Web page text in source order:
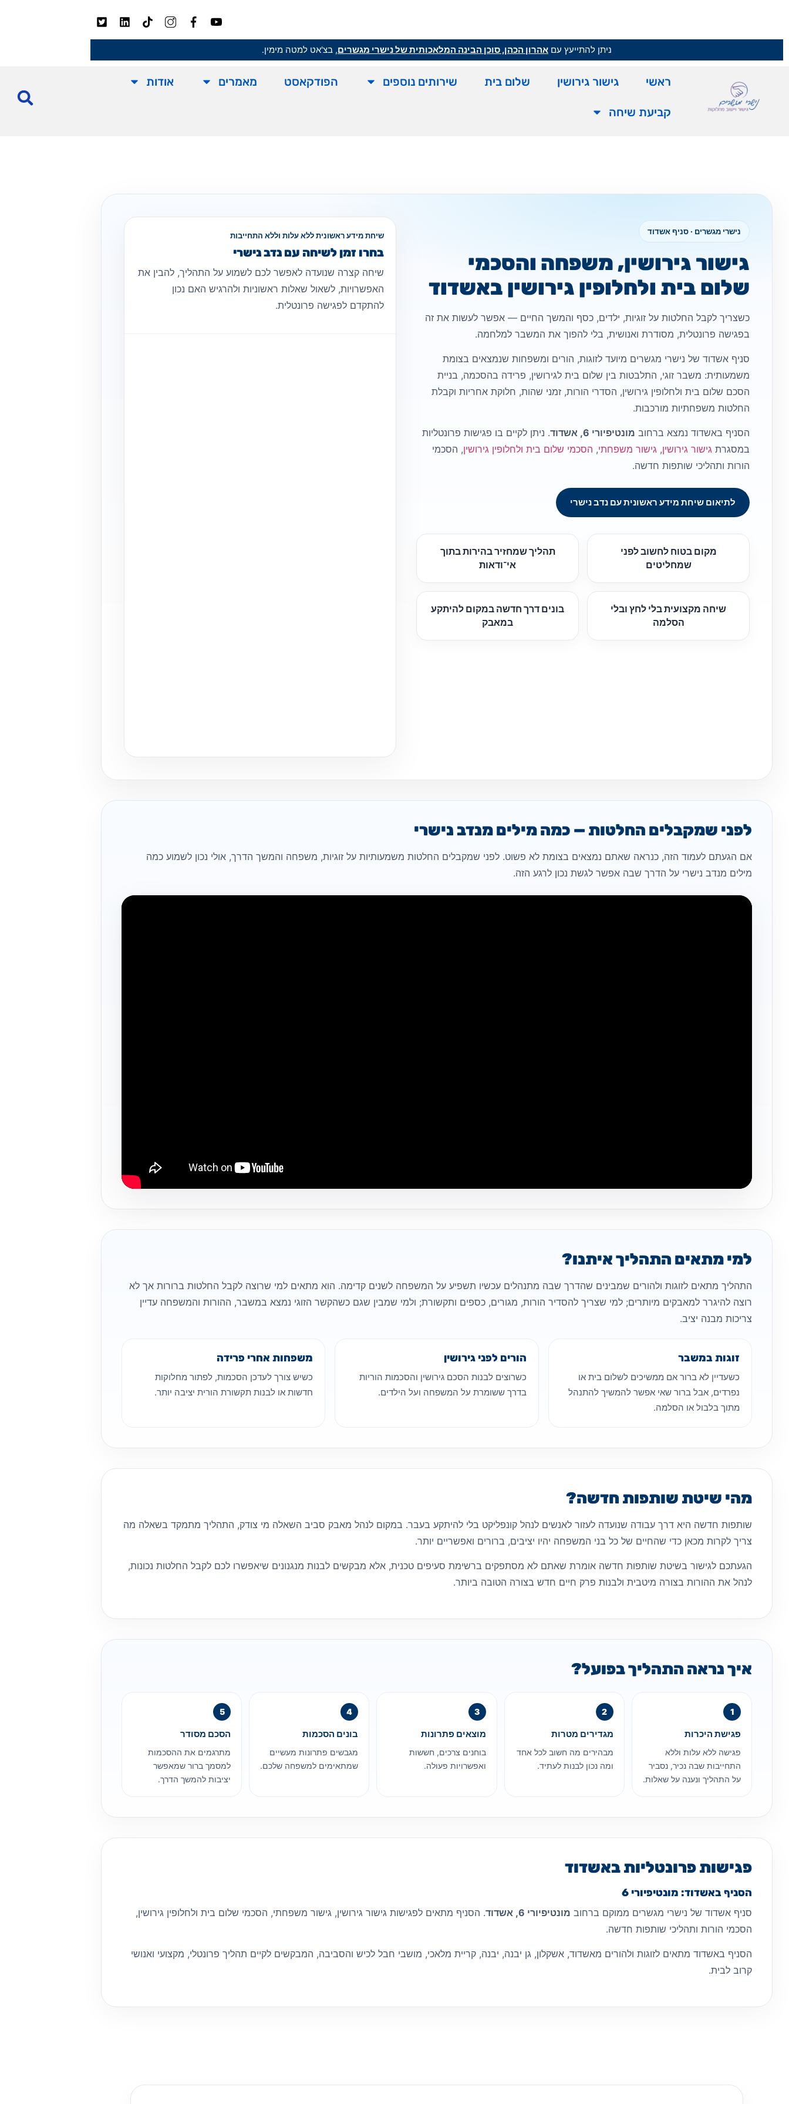
ניתן להתייעץ עם אהרון הכהן, סוכן הבינה המלאכותית של נישרי מגשרים, בצ'אט למטה מימין.
ראשי גישור גירושין שלום בית שירותים נוספים הפודקאסט מאמרים אודות
קביעת שיחה
נישרי מגשרים · סניף אשדוד
גישור גירושין, משפחה והסכמי
שלום בית ולחלופין גירושין באשדוד
כשצריך לקבל החלטות על זוגיות, ילדים, כסף והמשך החיים — אפשר לעשות את זה
בפגישה פרונטלית, מסודרת ואנושית, בלי להפוך את המשבר למלחמה.
סניף אשדוד של נישרי מגשרים מיועד לזוגות, הורים ומשפחות שנמצאים בצומת
משמעותית: משבר זוגי, התלבטות בין שלום בית לגירושין, פרידה בהסכמה, בניית
הסכם שלום בית ולחלופין גירושין, הסדרי הורות, זמני שהות, חלוקת אחריות וקבלת
החלטות משפחתיות מורכבות.
הסניף באשדוד נמצא ברחוב מונטיפיורי 6, אשדוד
. ניתן לקיים בו פגישות פרונטליות
במסגרת גישור גירושין, גישור משפחתי, הסכמי שלום בית ולחלופין גירושין, הסכמי
הורות ותהליכי שותפות חדשה.
לתיאום שיחת מידע ראשונית עם נדב נישרי
מקום בטוח לחשוב לפני
שמחליטים
תהליך שמחזיר בהירות בתוך
אי־ודאות
שיחה מקצועית בלי לחץ ובלי
הסלמה
בונים דרך חדשה במקום להיתקע
במאבק
שיחת מידע ראשונית ללא עלות וללא התחייבות
בחרו זמן לשיחה עם נדב נישרי
שיחה קצרה שנועדה לאפשר לכם לשמוע על התהליך, להבין את
האפשרויות, לשאול שאלות ראשוניות ולהרגיש האם נכון
להתקדם לפגישה פרונטלית.
לפני שמקבלים החלטות — כמה מילים מנדב נישרי
אם הגעתם לעמוד הזה, כנראה שאתם נמצאים בצומת לא פשוט. לפני שמקבלים החלטות משמעותיות על זוגיות, משפחה והמשך הדרך, אולי נכון לשמוע כמה
מילים מנדב נישרי על הדרך שבה אפשר לגשת נכון לרגע הזה.
למי מתאים התהליך איתנו?
התהליך מתאים לזוגות ולהורים שמבינים שהדרך שבה מתנהלים עכשיו תשפיע על המשפחה לשנים קדימה. הוא מתאים למי שרוצה לקבל החלטות ברורות אך לא
רוצה להיגרר למאבקים מיותרים; למי שצריך להסדיר הורות, מגורים, כספים ותקשורת; ולמי שמבין שגם כשהקשר הזוגי נמצא במשבר, ההורות והמשפחה עדיין
צריכות מבנה יציב.
זוגות במשבר
כשעדיין לא ברור אם ממשיכים לשלום בית או
נפרדים, אבל ברור שאי אפשר להמשיך להתנהל
מתוך בלבול או הסלמה.
הורים לפני גירושין
כשרוצים לבנות הסכם גירושין והסכמות הוריות
בדרך ששומרת על המשפחה ועל הילדים.
משפחות אחרי פרידה
כשיש צורך לעדכן הסכמות, לפתור מחלוקות
חדשות או לבנות תקשורת הורית יציבה יותר.
מהי שיטת שותפות חדשה?
שותפות חדשה היא דרך עבודה שנועדה לעזור לאנשים לנהל קונפליקט בלי להיתקע בעבר. במקום לנהל מאבק סביב השאלה מי צודק, התהליך מתמקד בשאלה מה
צריך לקרות מכאן כדי שהחיים של כל בני המשפחה יהיו יציבים, ברורים ואפשריים יותר.
הגעתכם לגישור בשיטת שותפות חדשה אומרת שאתם לא מסתפקים ברשימת סעיפים טכנית, אלא מבקשים לבנות מנגנונים שיאפשרו לכם לקבל החלטות נכונות,
לנהל את ההורות בצורה מיטבית ולבנות פרק חיים חדש בצורה הטובה ביותר.
איך נראה התהליך בפועל?
פגישת היכרות
פגישה ללא עלות וללא
התחייבות שבה נכיר, נסביר
על התהליך ונענה על שאלות.
מגדירים מטרות
מבהירים מה חשוב לכל אחד
ומה נכון לבנות לעתיד.
מוצאים פתרונות
בוחנים צרכים, חששות
ואפשרויות פעולה.
בונים הסכמות
מגבשים פתרונות מעשיים
שמתאימים למשפחה שלכם.
הסכם מסודר
מתרגמים את ההסכמות
למסמך ברור שמאפשר
יציבות להמשך הדרך.
פגישות פרונטליות באשדוד
הסניף באשדוד: מונטיפיורי 6
סניף אשדוד של נישרי מגשרים ממוקם ברחוב מונטיפיורי 6, אשדוד
. הסניף מתאים לפגישות גישור גירושין, גישור משפחתי, הסכמי שלום בית ולחלופין גירושין,
הסכמי הורות ותהליכי שותפות חדשה.
הסניף באשדוד מתאים לזוגות ולהורים מאשדוד, אשקלון, גן יבנה, יבנה, קריית מלאכי, מושבי חבל לכיש והסביבה, המבקשים לקיים תהליך פרונטלי, מקצועי ואנושי
קרוב לבית.